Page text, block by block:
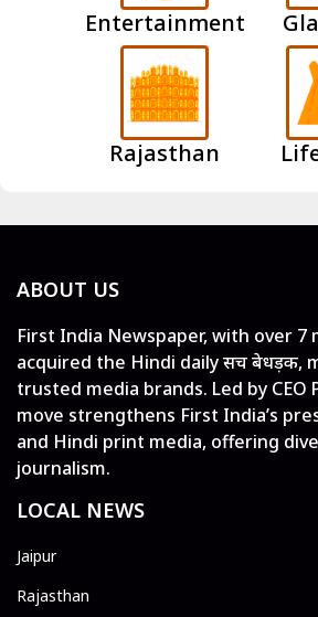
Entertainment
Rajasthan
ABOUT US
First India Newspaper, with over 7
acquired the Hindi daily सच बेधड़क,
trusted media brands. Led by CEO
move strengthens First India’s
and Hindi print media, offering
journalism.
LOCAL NEWS
Jaipur
Rajasthan